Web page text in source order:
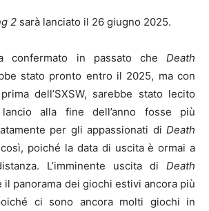
2 sarà lanciato il 26 giugno 2025.
confermato in passato che Death
stato pronto entro il 2025, ma con
dell’SXSW, sarebbe stato lecito
alla fine dell’anno fosse più
per gli appassionati di Death
poiché la data di uscita è ormai a
L’imminente uscita di Death
il panorama dei giochi estivi ancora più
ci sono ancora molti giochi in